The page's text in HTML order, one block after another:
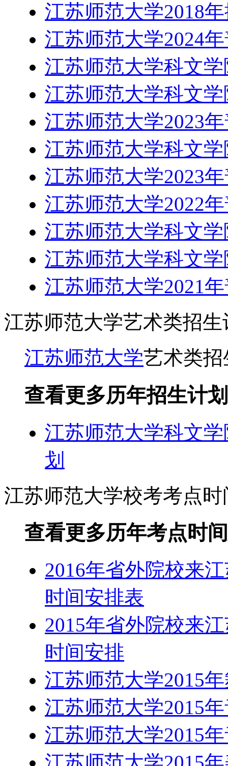
江苏师范大学2018
江苏师范大学2024
江苏师范大学科文
江苏师范大学科文
江苏师范大学2023
江苏师范大学科文
江苏师范大学2023
江苏师范大学2022
江苏师范大学科文
江苏师范大学科文
江苏师范大学2021
江苏师范大学艺术类招生
江苏师范大学艺术类
查看更多历年招生计划
江苏师范大学科文
划
江苏师范大学校考考点时
查看更多历年考点时
2016年省外院校来
时间安排表
2015年省外院校来
时间安排
江苏师范大学2015
江苏师范大学2015
江苏师范大学2015